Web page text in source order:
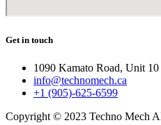
Get in touch
1090 Kamato Road, Unit
info@technomech.ca
+1 (905)-625-6599
Copyright © 2023 Techno Mech